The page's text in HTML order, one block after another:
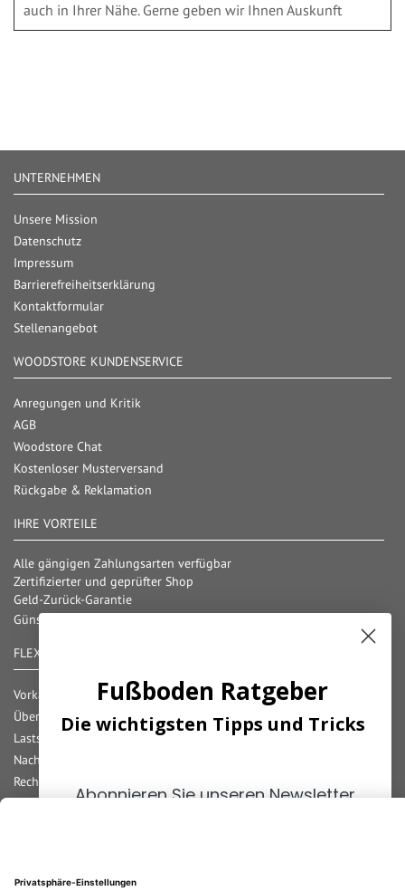
auch in Ihrer Nähe. Gerne geben wir Ihnen Auskunft
UNTERNEHMEN
Unsere Mission
Datenschutz
Impressum
Barrierefreiheitserklärung
Kontaktformular
Stellenangebot
WOODSTORE KUNDENSERVICE
Anregungen und Kritik
AGB
Woodstore Chat
Kostenloser Musterversand
Rückgabe & Reklamation
IHRE VORTEILE
Alle gängigen Zahlungsarten verfügbar
Zertifizierter und geprüfter Shop
Geld-Zurück-Garantie
Günstige Versandkosten/ Frachtkostenfreigrenzen
FLEXIBLE ZAHLUNG
Vorkasse
Überweisung
Lastschrift
Nachnahme
Rechnung
Kreditkarte
Fußboden Ratgeber
Die wichtigsten Tipps und Tricks
Abonnieren Sie unseren Newsletter